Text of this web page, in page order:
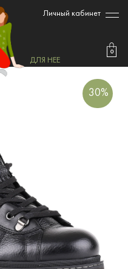
Личный кабинет
0
ДЛЯ НЕЕ
30%